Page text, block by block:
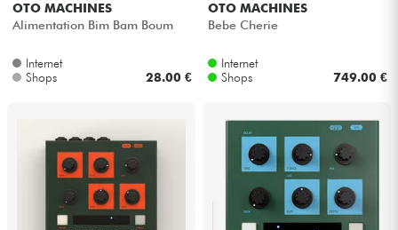
Violinen & Quartett
HiFi
Bundle
OTO MACHINES
Alimentation Bim Bam Boum
Internet
Shops
28.00 €
OTO MACHINES
Bebe Cherie
Internet
Shops
749.00 €